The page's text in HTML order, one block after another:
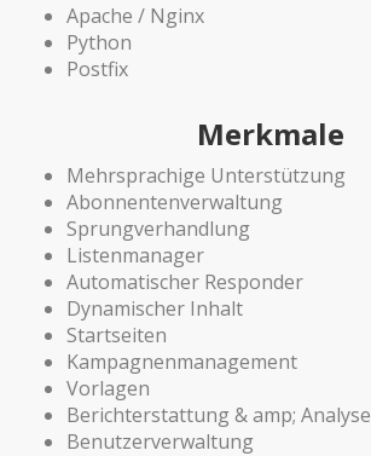
Apache / Nginx
Python
Postfix
Merkmale
Mehrsprachige Unterstützung
Abonnentenverwaltung
Sprungverhandlung
Listenmanager
Automatischer Responder
Dynamischer Inhalt
Startseiten
Kampagnenmanagement
Vorlagen
Berichterstattung & amp; Analyse
Benutzerverwaltung